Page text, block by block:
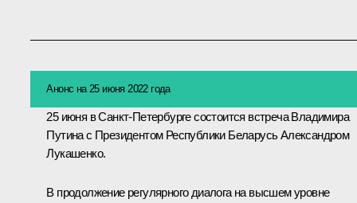
Анонс на 25 июня 2022 года
25 июня в Санкт-Петербурге состоится встреча Владимира
Путина с Президентом Республики БеларусьАлександром
Лукашенко.
В продолжение регулярного диалога на высшем уровне